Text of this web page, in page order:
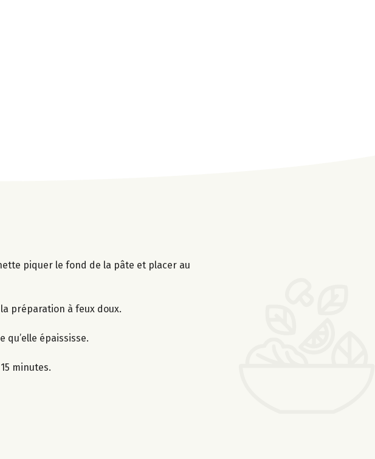
piquer le fond de la pâte et placer au
préparation à feux doux.
qu’elle épaississe.
minutes.